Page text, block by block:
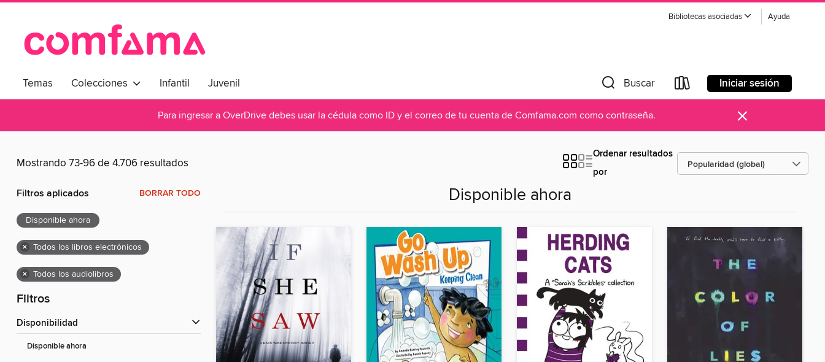
Bibliotecas asociadas Ayuda
Temas Colecciones Infantil Juvenil Buscar Iniciar sesión
Para ingresar a OverDrive debes usar la cédula como ID y el correo de tu cuenta de Comfama.com como contraseña. ×
Mostrando 73-96 de 4.706 resultados
Ordenar resultados
por
Filtros aplicados BORRAR TODO
Disponible ahora
× Todos los libros electrónicos
× Todos los audiolibros
Filtros
Disponibilidad
Disponible ahora
Disponible ahora